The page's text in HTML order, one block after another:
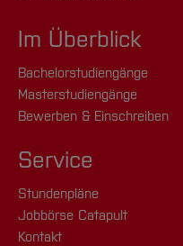
Im Überblick
Bachelorstudiengänge
Masterstudiengänge
Bewerben & Einschreiben
Service
Stundenpläne
Jobbörse Catapult
Kontakt